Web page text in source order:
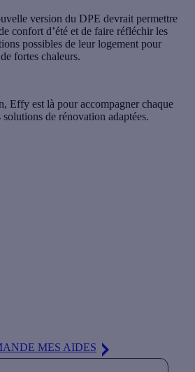
version du DPE devrait permettre
confort d’été et de faire réfléchir les
possibles de leur logement pour
fortes chaleurs.
Effy est là pour accompagner chaque
de rénovation adaptées.
MES AIDES